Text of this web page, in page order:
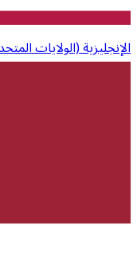
الإنجليزية (الولايات